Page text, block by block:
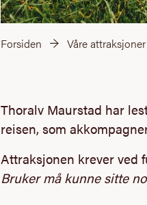
Forsiden Våre attraksjoner
Thoralv Maurstad har
reisen, som
Attraksjonen krever ved
Bruker må kunne sitte